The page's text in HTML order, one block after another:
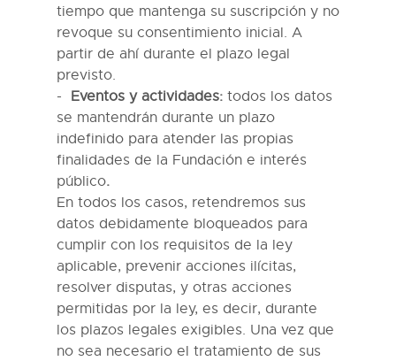
tiempo que mantenga su suscripción y no
revoque su consentimiento inicial. A
partir de ahí durante el plazo legal
previsto.
Eventos y actividades: todos los datos
se mantendrán durante un plazo
indefinido para atender las propias
finalidades de la Fundación e interés
público.
En todos los casos, retendremos sus
datos debidamente bloqueados para
cumplir con los requisitos de la ley
aplicable, prevenir acciones ilícitas,
resolver disputas, y otras acciones
permitidas por la ley, es decir, durante
los plazos legales exigibles. Una vez que
no sea necesario el tratamiento de sus